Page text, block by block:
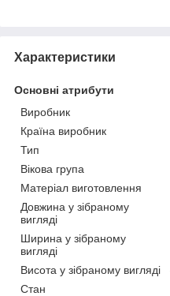
Характеристики
Основні атрибути
Виробник
Країна виробник
Тип
Вікова група
Матеріал виготовлення
Довжина у зібраному
вигляді
Ширина у зібраному
вигляді
Висота у зібраному вигляді
Стан